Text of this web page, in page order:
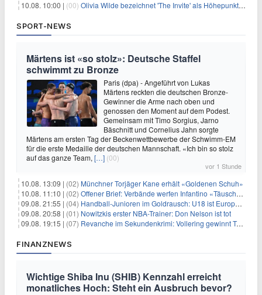
10.08. 10:00 | (00) Olivia Wilde bezeichnet 'The Invite' als Höhepunkt ihrer Karriere
SPORT-NEWS
Märtens ist «so stolz»: Deutsche Staffel
schwimmt zu Bronze
Paris (dpa) - Angeführt von Lukas
Märtens reckten die deutschen Bronze-
Gewinner die Arme nach oben und
genossen den Moment auf dem Podest.
Gemeinsam mit Timo Sorgius, Jarno
Bäschnitt und Cornelius Jahn sorgte
Märtens am ersten Tag der Beckenwettbewerbe der Schwimm-EM
für die erste Medaille der deutschen Mannschaft. «Ich bin so stolz
auf das ganze Team, […] (00)
vor 1 Stunde
10.08. 13:09 | (02) Münchner Torjäger Kane erhält «Goldenen Schuh»
10.08. 11:10 | (02) Offener Brief: Verbände werfen Infantino «Täuschung» vor
09.08. 21:55 | (04) Handball-Junioren im Goldrausch: U18 ist Europameister
09.08. 20:58 | (01) Nowitzkis erster NBA-Trainer: Don Nelson ist tot
09.08. 19:15 | (07) Revanche im Sekundenkrimi: Vollering gewinnt Tour
FINANZNEWS
Wichtige Shiba Inu (SHIB) Kennzahl erreicht
monatliches Hoch: Steht ein Ausbruch bevor?